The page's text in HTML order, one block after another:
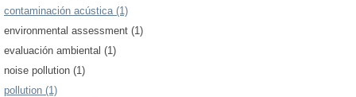
contaminación acústica (1)
environmental assessment (1)
evaluación ambiental (1)
noise pollution (1)
pollution (1)